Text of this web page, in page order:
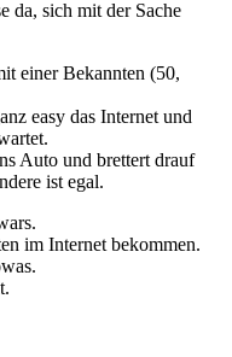
da, sich mit der Sache
einer Bekannten (50,
easy das Internet und
Auto und brettert drauf
ist egal.
im Internet bekommen.